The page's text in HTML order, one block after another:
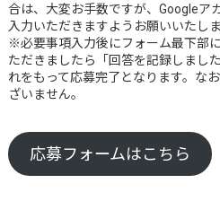
合は、大変お手数ですが、Googleア
入力いただきますようお願いいたしま
※必要事項入力後にフォーム最下部
ただきましたら「回答を記録しまし
れをもって応募完了となります。な
ざいません。
応募フォームはこちら